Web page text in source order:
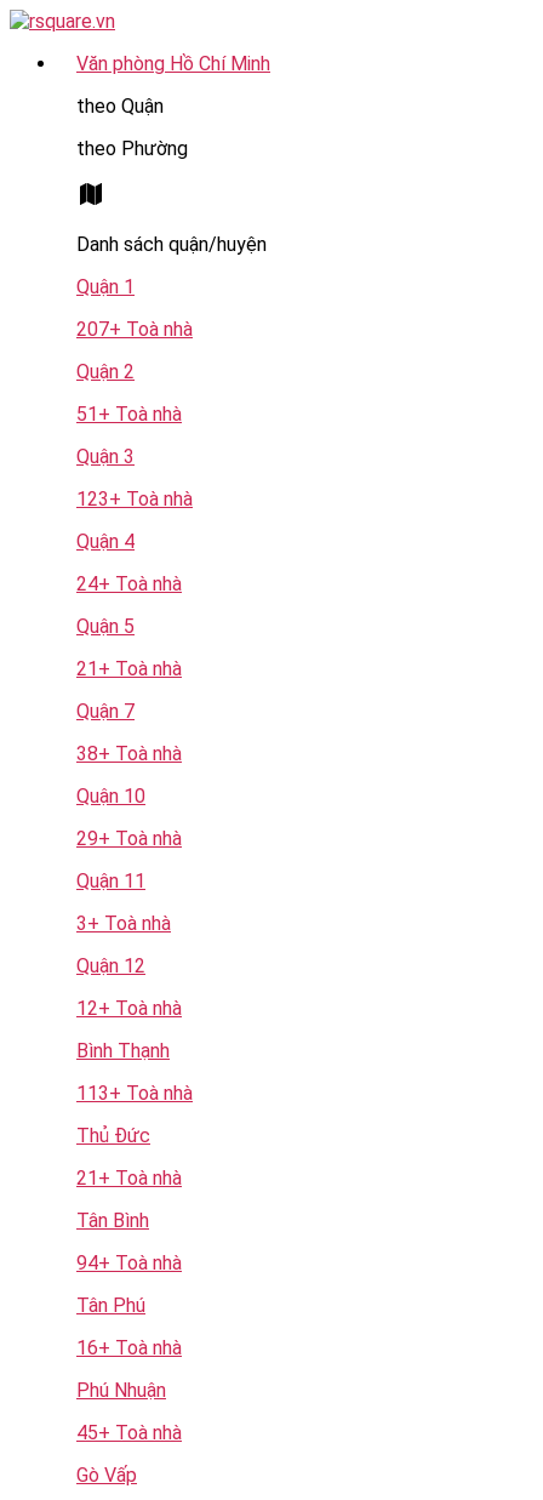
Chuyển
Văn phòng Hồ Chí Minh
theo Quận
theo Phường
Danh sách quận/huyện
Quận 1
207+ Toà nhà
Quận 2
51+ Toà nhà
Quận 3
123+ Toà nhà
Quận 4
24+ Toà nhà
Quận 5
21+ Toà nhà
Quận 7
38+ Toà nhà
Quận 10
29+ Toà nhà
Quận 11
3+ Toà nhà
Quận 12
12+ Toà nhà
Bình Thạnh
113+ Toà nhà
Thủ Đức
21+ Toà nhà
Tân Bình
94+ Toà nhà
Tân Phú
16+ Toà nhà
Phú Nhuận
45+ Toà nhà
Gò Vấp